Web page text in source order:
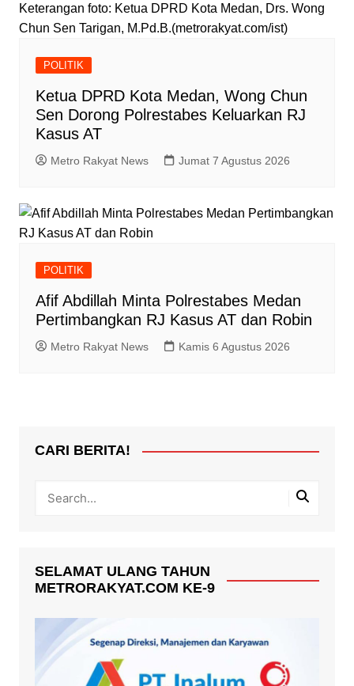
Keterangan foto: Ketua DPRD Kota Medan, Drs. Wong
Chun Sen Tarigan, M.Pd.B.(metrorakyat.com/ist)
POLITIK
Ketua DPRD Kota Medan, Wong Chun
Sen Dorong Polrestabes Keluarkan RJ
Kasus AT
Metro Rakyat News Jumat 7 Agustus 2026
POLITIK
Afif Abdillah Minta Polrestabes Medan
Pertimbangkan RJ Kasus AT dan Robin
Metro Rakyat News Kamis 6 Agustus 2026
CARI BERITA!
SELAMAT ULANG TAHUN
METRORAKYAT.COM KE-9